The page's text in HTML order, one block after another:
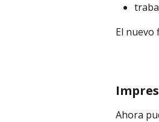
El nuevo
Ahora